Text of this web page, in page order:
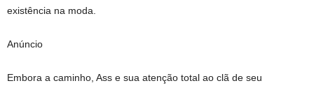
existência na moda.
Anúncio
Embora a caminho, Ass e sua atenção total ao clã de seu